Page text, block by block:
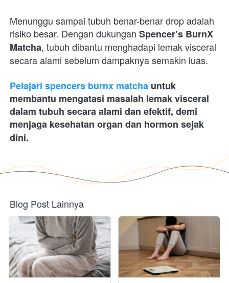
Menunggu sampai tubuh benar-benar drop adalah
risiko besar. Dengan dukungan Spencer’s BurnX
Matcha, tubuh dibantu menghadapi lemak visceral
secara alami sebelum dampaknya semakin luas.
Pelajari spencers burnx matcha untuk
membantu mengatasi masalah lemak visceral
dalam tubuh secara alami dan efektif, demi
menjaga kesehatan organ dan hormon sejak
dini.
Blog Post Lainnya